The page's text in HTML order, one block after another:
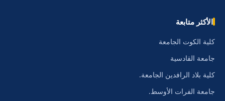
الأكثر متابعة
كلية الكوت الجامعة
جامعة القادسية
كلية بلاد الرافدين الجامعة.
جامعة الفرات الأوسط.